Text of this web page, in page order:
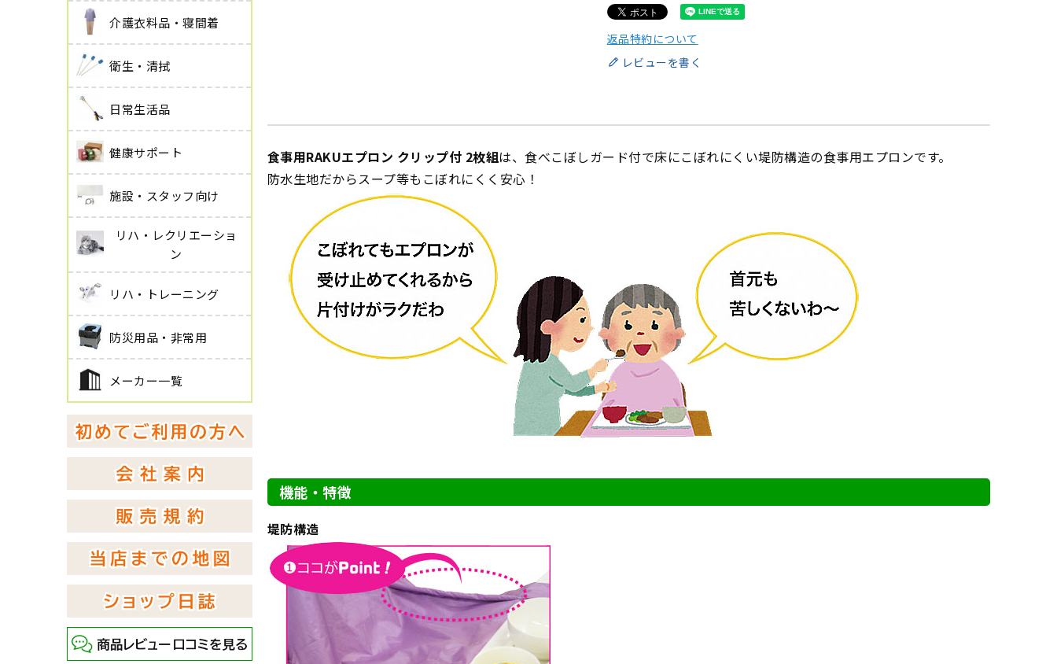
介護衣料品・寝間着
衛生・清拭
日常生活品
健康サポート
施設・スタッフ向け
リハ・レクリエーショ
ン
リハ・トレーニング
防災用品・非常用
メーカー一覧
返品特約について
レビューを書く
食事用RAKUエプロン クリップ付 2枚組は、食べこぼしガード付で床にこぼれにくい堤防構造の食事用エプロンです。
防水生地だからスープ等もこぼれにくく安心！
機能・特徴
堤防構造